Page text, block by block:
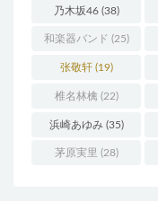
(30)
乃木坂46(38)
和楽器バンド (25)
张敬轩(19)
椎名林檎 (22)
浜崎あゆみ(35)
茅原実里 (28)